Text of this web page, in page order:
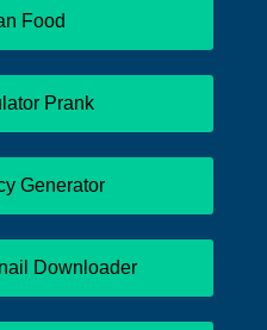
Food
Prank
Generator
Downloader